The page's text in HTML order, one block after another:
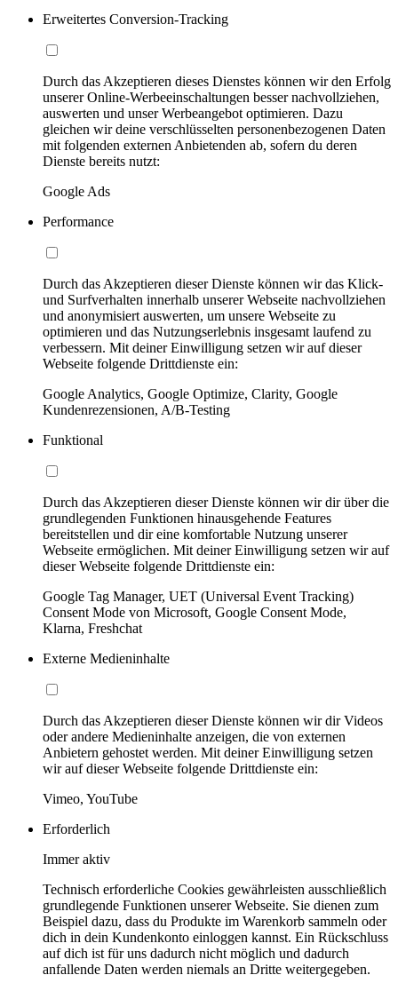
Erweitertes Conversion-Tracking
Durch das Akzeptieren dieses Dienstes können wir den Erfolg
unserer Online-Werbeeinschaltungen besser nachvollziehen,
auswerten und unser Werbeangebot optimieren. Dazu
gleichen wir deine verschlüsselten personenbezogenen Daten
mit folgenden externen Anbietenden ab, sofern du deren
Dienste bereits nutzt:
Google Ads
Performance
Durch das Akzeptieren dieser Dienste können wir das Klick-
und Surfverhalten innerhalb unserer Webseite nachvollziehen
und anonymisiert auswerten, um unsere Webseite zu
optimieren und das Nutzungserlebnis insgesamt laufend zu
verbessern. Mit deiner Einwilligung setzen wir auf dieser
Webseite folgende Drittdienste ein:
Google Analytics, Google Optimize, Clarity, Google
Kundenrezensionen, A/B-Testing
Funktional
Durch das Akzeptieren dieser Dienste können wir dir über die
grundlegenden Funktionen hinausgehende Features
bereitstellen und dir eine komfortable Nutzung unserer
Webseite ermöglichen. Mit deiner Einwilligung setzen wir auf
dieser Webseite folgende Drittdienste ein:
Google Tag Manager, UET (Universal Event Tracking)
Consent Mode von Microsoft, Google Consent Mode,
Klarna, Freshchat
Externe Medieninhalte
Durch das Akzeptieren dieser Dienste können wir dir Videos
oder andere Medieninhalte anzeigen, die von externen
Anbietern gehostet werden. Mit deiner Einwilligung setzen
wir auf dieser Webseite folgende Drittdienste ein:
Vimeo, YouTube
Erforderlich
Immer aktiv
Technisch erforderliche Cookies gewährleisten ausschließlich
grundlegende Funktionen unserer Webseite. Sie dienen zum
Beispiel dazu, dass du Produkte im Warenkorb sammeln oder
dich in dein Kundenkonto einloggen kannst. Ein Rückschluss
auf dich ist für uns dadurch nicht möglich und dadurch
anfallende Daten werden niemals an Dritte weitergegeben.